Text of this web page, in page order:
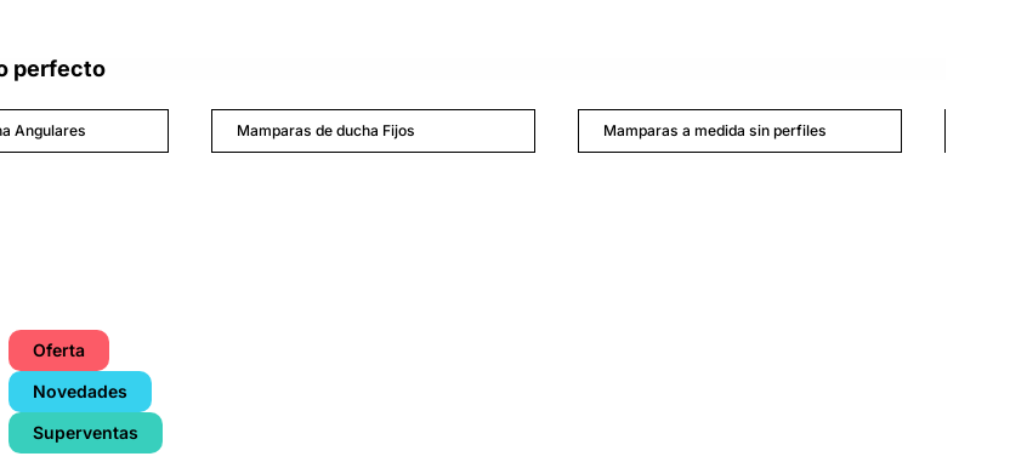
perfecto
Angulares Mamparas de ducha Fijos Mamparas a medida sin perfiles
Oferta
Novedades
Superventas